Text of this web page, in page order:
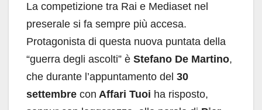
La competizione tra Rai e Mediaset nel
preserale si fa sempre più accesa.
Protagonista di questa nuova puntata della
“guerra degli ascolti” è Stefano De Martino,
che durante l’appuntamento del 30
settembre con Affari Tuoi ha risposto,